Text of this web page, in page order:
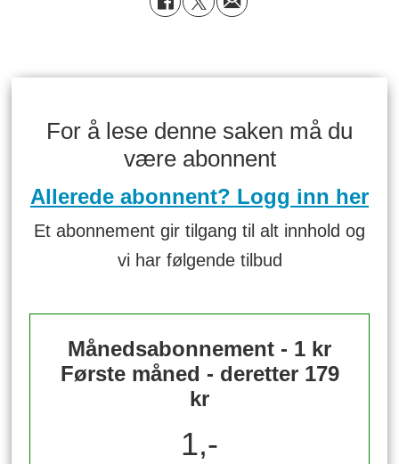
For å lese denne saken må du
være abonnent
Allerede abonnent? Logg inn her
Et abonnement gir tilgang til alt innhold og
vi har følgende tilbud
Månedsabonnement - 1 kr
Første måned - deretter 179
kr
1,-